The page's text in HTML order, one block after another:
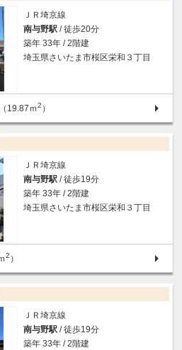
ＪＲ埼京線
南与野駅 / 徒歩20分
築年 33年 / 2階建
埼玉県さいたま市桜区栄和３丁目
19.87ｍ2 ）
ＪＲ埼京線
南与野駅 / 徒歩19分
築年 33年 / 2階建
埼玉県さいたま市桜区栄和３丁目
2 ）
ＪＲ埼京線
南与野駅 / 徒歩19分
築年 33年 / 2階建